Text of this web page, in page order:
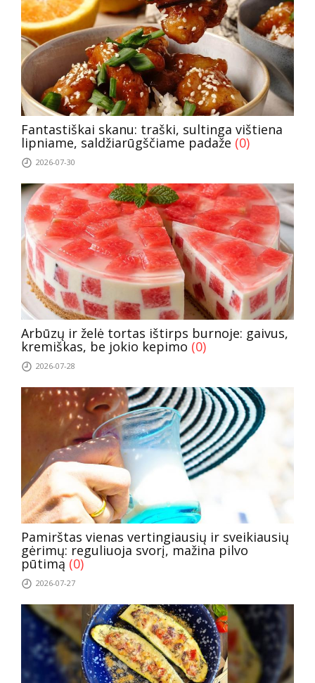
Fantastiškai skanu: traški, sultinga vištiena
lipniame, saldžiarūgščiame padaže (0)
2026-07-30
Arbūzų ir želė tortas ištirps burnoje: gaivus,
kremiškas, be jokio kepimo (0)
2026-07-28
Pamirštas vienas vertingiausių ir sveikiausių
gėrimų: reguliuoja svorį, mažina pilvo
pūtimą (0)
2026-07-27